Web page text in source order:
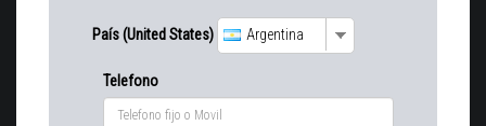
País (United States) Argentina
Telefono